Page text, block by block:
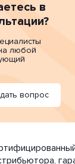
в
любой
вопрос